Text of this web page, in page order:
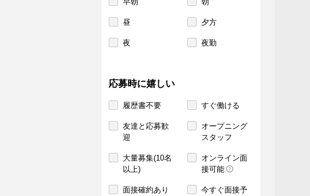
昼 夕方
夜 夜勤
応募時に嬉しい
履歴書不要 すぐ働ける
友達と応募歓
迎
オープニング
スタッフ
大量募集(10名
以上)
オンライン面
接可能
面接確約あり
今すぐ面接予